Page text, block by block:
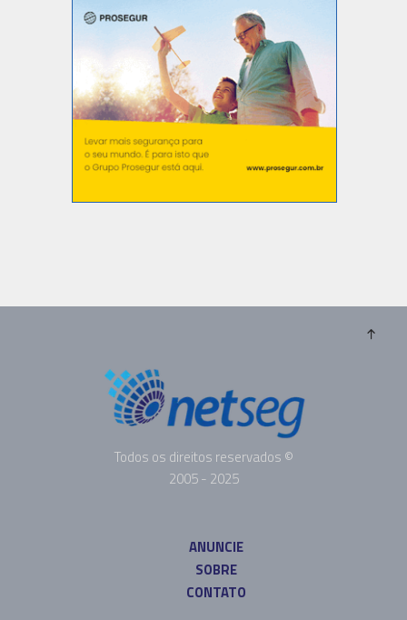
Todos os direitos reservados ©
2005 - 2025
ANUNCIE
SOBRE
CONTATO